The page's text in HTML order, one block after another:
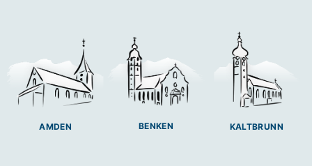
AMDEN BENKEN KALTBRUNN